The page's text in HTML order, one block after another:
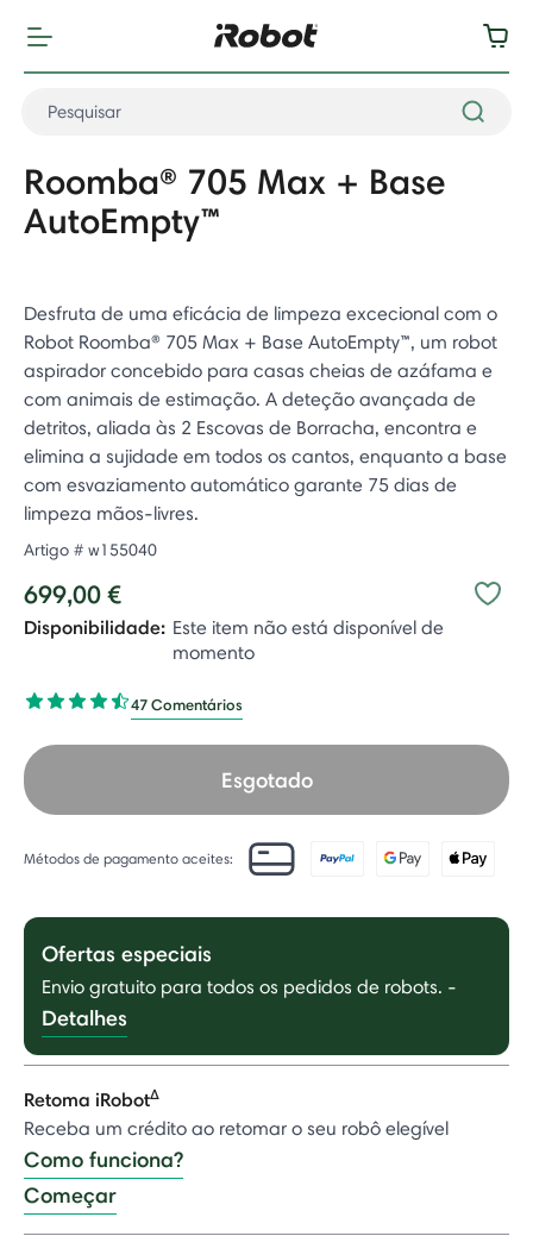
Roomba® 705 Max + Base
AutoEmpty™
Desfruta de uma eficácia de limpeza excecional com o
Robot Roomba® 705 Max + Base AutoEmpty™, um robot
aspirador concebido para casas cheias de azáfama e
com animais de estimação. A deteção avançada de
detritos, aliada às 2 Escovas de Borracha, encontra e
elimina a sujidade em todos os cantos, enquanto a base
com esvaziamento automático garante 75 dias de
limpeza mãos-livres.
Artigo # w155040
699,00 €
Disponibilidade: Este item não está disponível de
momento
47 Comentários
Esgotado
Métodos de pagamento aceites:
Ofertas especiais
Envio gratuito para todos os pedidos de robots. -
Detalhes
Retoma iRobotΔ
Receba um crédito ao retomar o seu robô elegível
Como funciona?
Começar